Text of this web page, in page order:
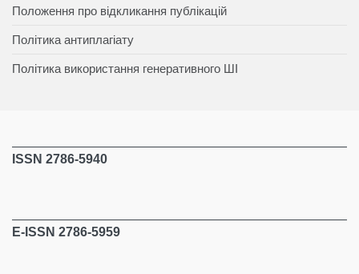
Положення про відкликання публікацій
Політика антиплагіату
Політика використання генеративного ШІ
ISSN 2786-5940
E-ISSN 2786-5959